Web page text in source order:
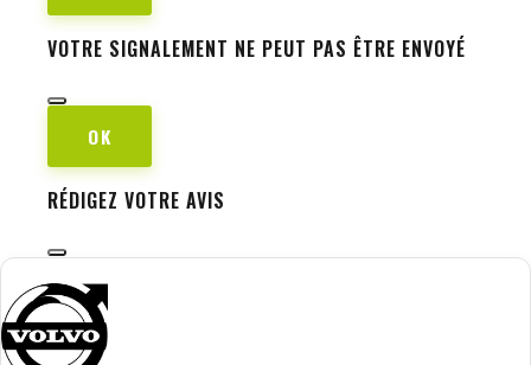
VOTRE SIGNALEMENT NE PEUT PAS ÊTRE ENVOYÉ
OK
RÉDIGEZ VOTRE AVIS